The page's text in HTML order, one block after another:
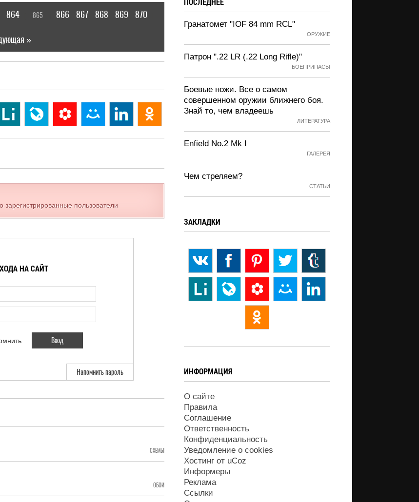
864 865 866 867 868 869 870
»
зарегистрированные пользователи
НА САЙТ
Напомнить пароль
СХЕМЫ
ОБОИ
Гранатомет "IOF 84 mm RCL"
ОРУЖИЕ
Патрон ".22 LR (.22 Long Rifle)"
БОЕПРИПАСЫ
Боевые ножи. Все о самом
совершенном оружии ближнего боя.
Знай то, чем владеешь
ЛИТЕРАТУРА
Enfield No.2 Mk I
ГАЛЕРЕЯ
Чем стреляем?
СТАТЬИ
ЗАКЛАДКИ
ИНФОРМАЦИЯ
О сайте
Правила
Соглашение
Ответственность
Конфиденциальность
Уведомление о cookies
Хостинг от uCoz
Информеры
Реклама
Ссылки